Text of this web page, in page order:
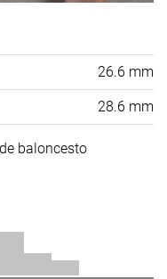
26.6 mm
28.6 mm
baloncesto